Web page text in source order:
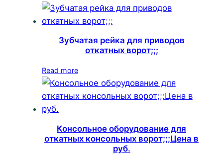
Зубчатая рейка для приводов
откатных ворот;;;
Read more
Консольное оборудование для
откатных консольных ворот;;;Цена в
руб.